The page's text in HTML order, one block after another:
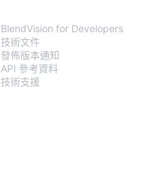
BlendVision for Developers
技術文件
發佈版本通知
API 參考資料
技術支援